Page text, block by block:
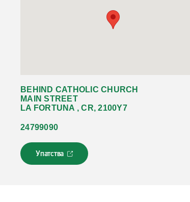
BEHIND CATHOLIC CHURCH
MAIN STREET
LA FORTUNA , CR, 2100Y7
24799090
Упатства
Л
и